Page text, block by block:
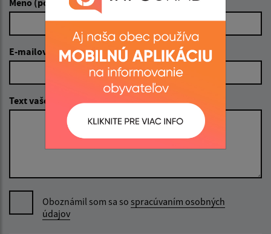
Meno (povinné)
E-mailová adresa (povinné)
Text vašej správy (povinné)
Oboznámil som sa so spracúvaním osobných
údajov